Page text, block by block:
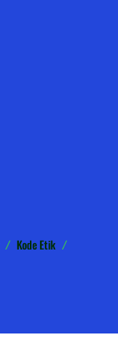
Kode Etik